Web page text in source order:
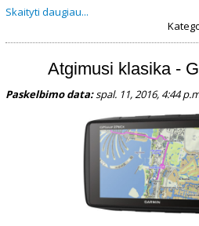
Skaityti daugiau...
Atgimusi klasika -
Paskelbimo data:spal. 11, 2016, 4:44